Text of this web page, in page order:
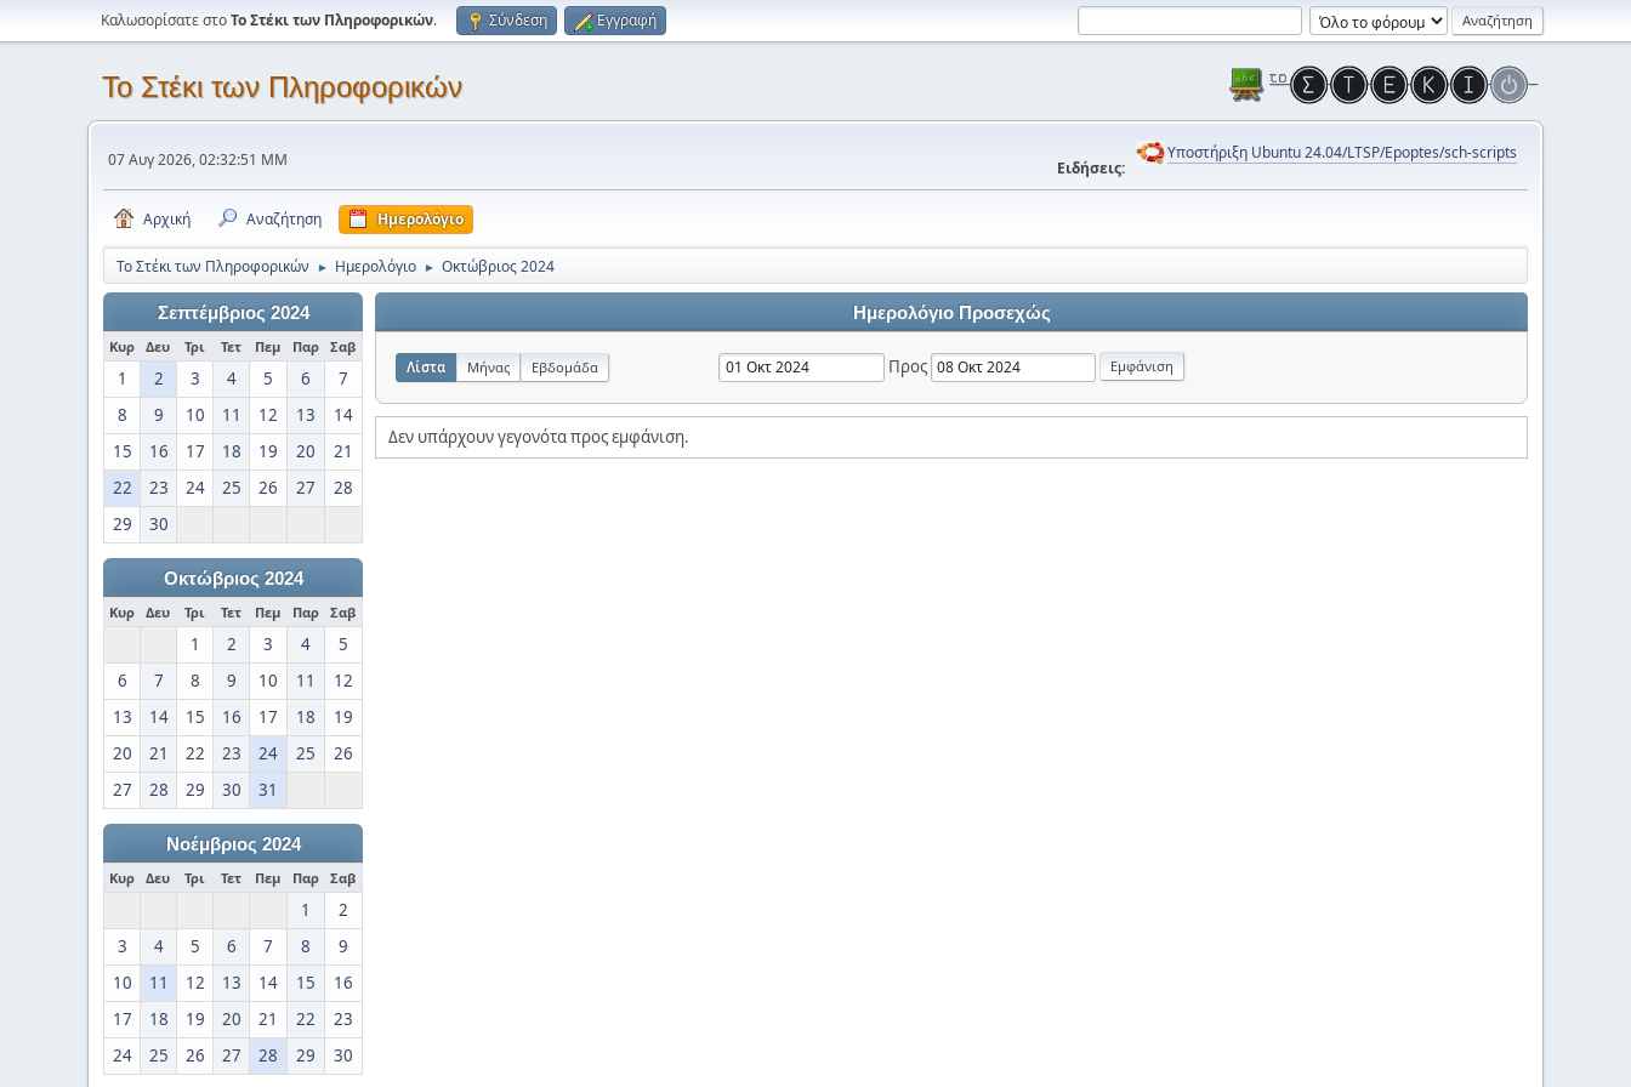
Καλωσορίσατε στοΤο Στέκι των Πληροφορικών. Σύνδεση Εγγραφή
Το Στέκι των Πληροφορικών
07 Αυγ 2026, 02:32:51 ΜΜ Ειδήσεις:
Υποστήριξη Ubuntu 24.04/LTSP/Epoptes/sch-scripts
Αρχική Αναζήτηση Ημερολόγιο
Το Στέκι των Πληροφορικών ► Ημερολόγιο ► Οκτώβριος 2024
Σεπτέμβριος 2024
Κυρ Δευ Τρι Τετ Πεμ Παρ Σαβ
1 2 3 4 5 6
7
8
9 10 11 12 13
14
15
16 17 18 19 20
21
22
23 24 25 26 27
28
29
30
Οκτώβριος 2024
Κυρ Δευ Τρι Τετ Πεμ Παρ Σαβ
1 2 3 4
5
6
7 8 9 10 11
12
13
14 15 16 17 18
19
20
21 22 23 24 25
26
27
28 29 30 31
Νοέμβριος 2024
Κυρ Δευ Τρι Τετ Πεμ Παρ Σαβ
1
2
3
4 5 6 7 8
9
10
11 12 13 14 15
16
17
18 19 20 21 22
23
24
25 26 27 28 29 30
Ημερολόγιο Προσεχώς
Λίστα Μήνας Εβδομάδα Προς
Δεν υπάρχουν γεγονότα προς εμφάνιση.